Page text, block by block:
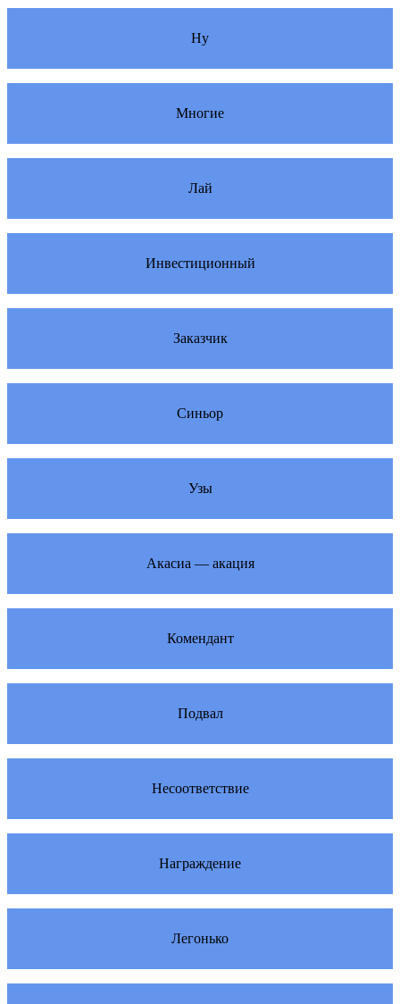
Ну
Многие
Лай
Инвестиционный
Заказчик
Синьор
Узы
Акасиа — акация
Комендант
Подвал
Несоответствие
Награждение
Легонько